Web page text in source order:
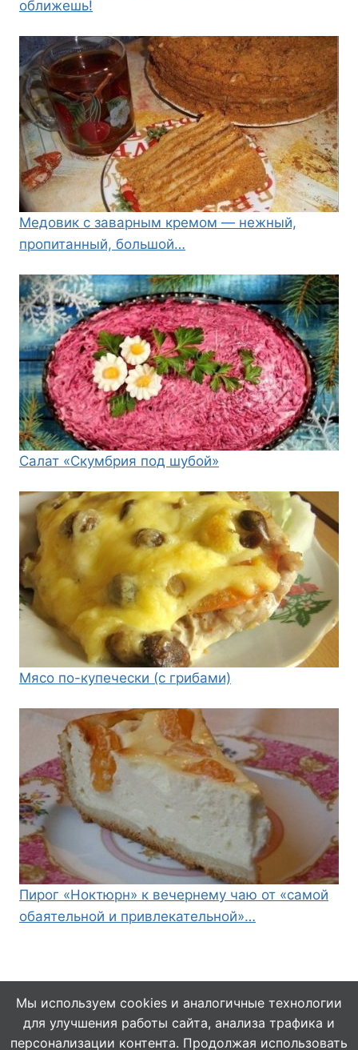
оближешь!
Медовик с заварным кремом — нежный,
пропитанный, большой…
Салат «Скумбрия под шубой»
Мясо по-купечески (с грибами)
Пирог «Ноктюрн» к вечернему чаю от «самой
обаятельной и привлекательной»…
© 2026 Кулинарушка - Вкусные Рецепты
Мы используем cookies и аналогичные технологии
для улучшения работы сайта, анализа трафика и
персонализации контента. Продолжая использовать